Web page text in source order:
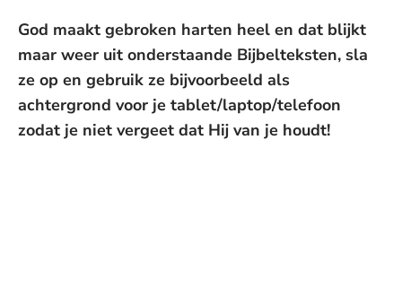
God maakt gebroken harten heel en dat blijkt
maar weer uit onderstaande Bijbelteksten, sla
ze op en gebruik ze bijvoorbeeld als
achtergrond voor je tablet/laptop/telefoon
zodat je niet vergeet dat Hij van je houdt!